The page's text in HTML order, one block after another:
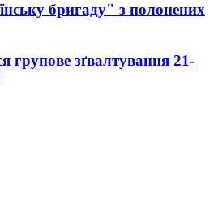
бригаду" з полонених
групове зґвалтування 21-